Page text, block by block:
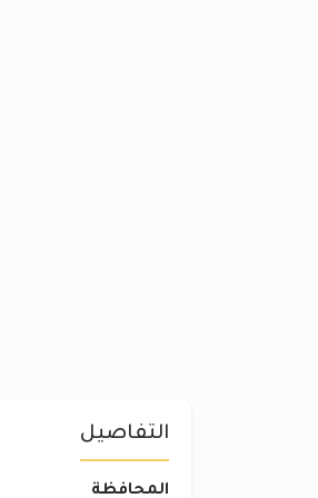
التفاصيل
المحافظة